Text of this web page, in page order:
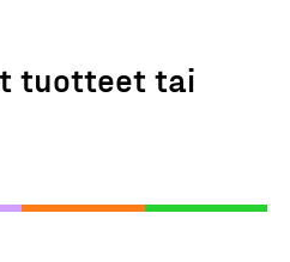
tuotteet tai